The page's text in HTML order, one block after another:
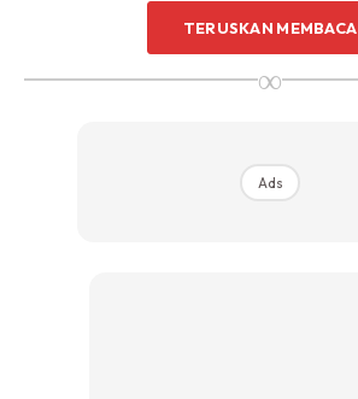
TERUSKAN MEMBACA
∞
Ads